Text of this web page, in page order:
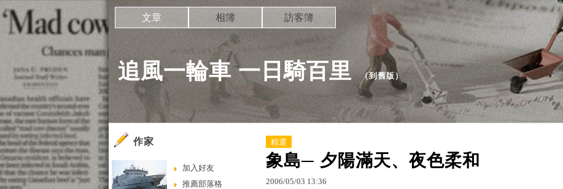
追風一輪車 一日騎百里 （到舊版 ）
文章 相簿 訪客簿
精選
象島─ 夕陽滿天、夜色柔和
2006/05/03 13:36
作家
加入好友
推薦部落格